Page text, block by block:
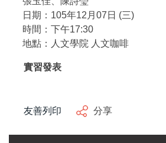
日期：105年12月07日 (三)
時間：下午17:30
地點：人文學院 人文咖啡
實習發表
友善列印 分享